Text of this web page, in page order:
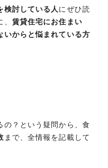
検討している人にぜひ読
賃貸住宅にお住まい
いからと悩まれている方
の？という疑問から、食
まで、全情報を記載して